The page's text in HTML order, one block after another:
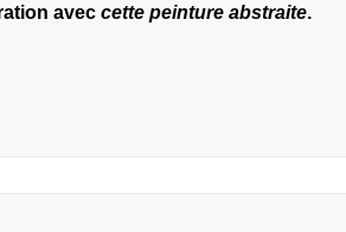
avec cette peinture abstraite.